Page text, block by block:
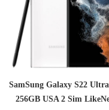
chuyên gia.Khung viền
nên có thể mang đến
thoải mái.
SamSung Galaxy S22
256GB USA 2 Sim